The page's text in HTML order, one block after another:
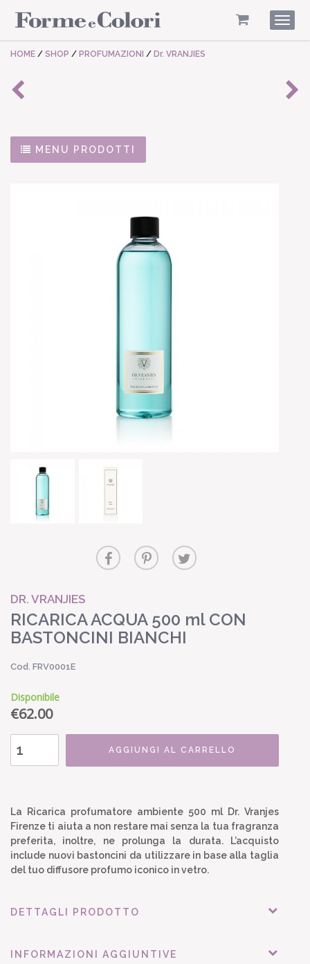
HOME / SHOP / PROFUMAZIONI / Dr. VRANJIES
MENU PRODOTTI
DR. VRANJIES
RICARICA ACQUA 500 ml CON
BASTONCINI BIANCHI
Cod. FRV0001E
Disponibile
€62.00
AGGIUNGI AL CARRELLO
La Ricarica profumatore ambiente 500 ml Dr. Vranjes
Firenze ti aiuta a non restare mai senza la tua fragranza
preferita, inoltre, ne prolunga la durata. L’acquisto
include nuovi bastoncini da utilizzare in base alla taglia
del tuo diffusore profumo iconico in vetro.
DETTAGLI PRODOTTO
INFORMAZIONI AGGIUNTIVE